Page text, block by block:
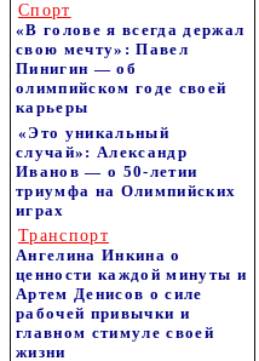
Спорт
«В голове я всегда держал
свою мечту»: Павел
Пинигин — об
олимпийском годе своей
карьеры
«Это уникальный
случай»: Александр
Иванов — о 50-летии
триумфа на Олимпийских
играх
Транспорт
Ангелина Инкина о
ценности каждой минуты и
Артем Денисов о силе
рабочей привычки и
главном стимуле своей
жизни